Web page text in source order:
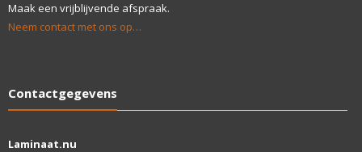
Maak een vrijblijvende afspraak.
Neem contact met ons op…
Contactgegevens
Laminaat.nu